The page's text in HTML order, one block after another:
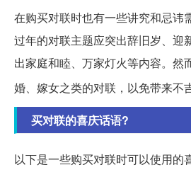
在购买对联时也有一些讲究和忌讳
过年的对联主题应突出辞旧岁、迎
出家庭和睦、万家灯火等内容。然
婚、嫁女之类的对联，以免带来不
买对联的喜庆话语?
以下是一些购买对联时可以使用的